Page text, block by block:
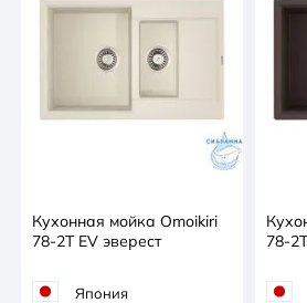
Кухонная мойка Omoikiri
78-2T EV эверест
Япония
78-